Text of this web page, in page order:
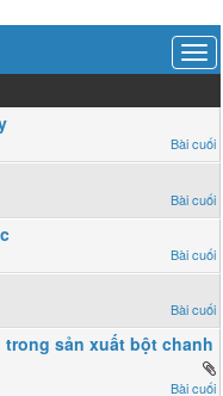
sản xuất bột chanh